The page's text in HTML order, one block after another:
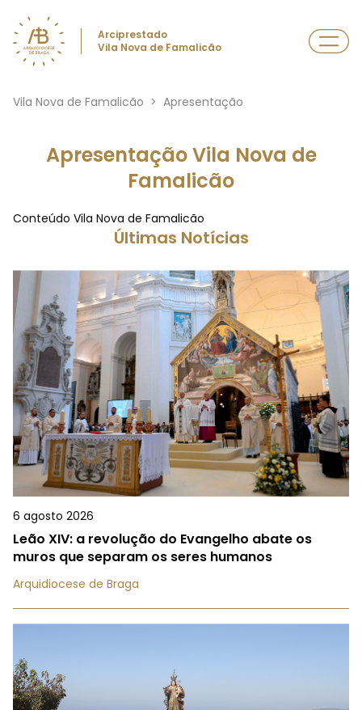
Arciprestado
Vila Nova de Famalicão
Vila Nova de Famalicão > Apresentação
Apresentação Vila Nova de
Famalicão
Conteúdo Vila Nova de Famalicão
Últimas Notícias
6 agosto 2026
Leão XIV: a revolução do Evangelho abate os
muros que separam os seres humanos
Arquidiocese de Braga